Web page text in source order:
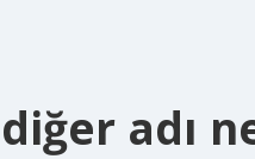
adı